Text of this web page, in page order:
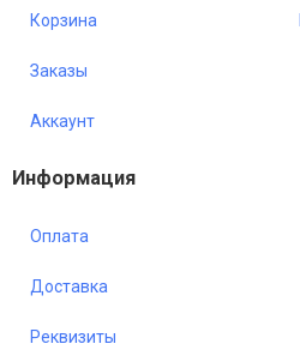
Корзина
Заказы
Аккаунт
Информация
Оплата
Доставка
Реквизиты